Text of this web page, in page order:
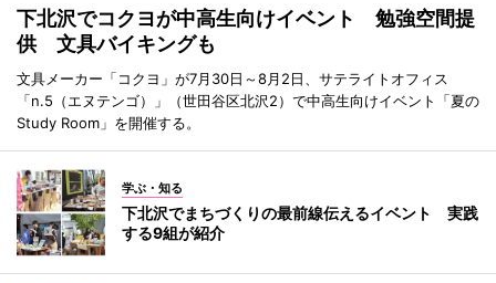
下北沢でコクヨが中高生向けイベント 勉強空間提
供 文具バイキングも
文具メーカー「コクヨ」が7月30日～8月2日、サテライトオフィス
「n.5（エヌテンゴ）」（世田谷区北沢2）で中高生向けイベント「夏の
Study Room」を開催する。
学ぶ・知る
下北沢でまちづくりの最前線伝えるイベント 実践
する9組が紹介